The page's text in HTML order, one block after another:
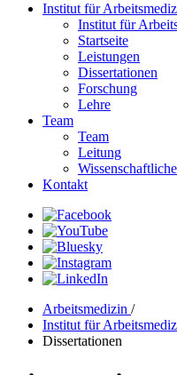
Institut für
Institut für
Startseite
Leistungen
Dissertationen
Forschung
Lehre
Team
Team
Leitung
Kontakt
Arbeitsmedizin /
Institut für
Dissertationen